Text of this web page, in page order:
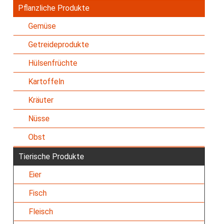
Pflanzliche Produkte
Gemüse
Getreideprodukte
Hülsenfrüchte
Kartoffeln
Kräuter
Nüsse
Obst
Tierische Produkte
Eier
Fisch
Fleisch